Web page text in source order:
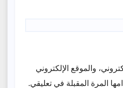
والموقع الإلكتروني
المرة المقبلة في تعليقي.